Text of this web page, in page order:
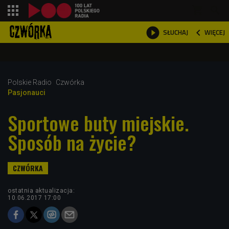
 SŁUCHAJ  WIĘCEJ

Polskie Radio
Czwórka
Pasjonauci
Sportowe buty miejskie.
Sposób na życie?
ostatnia aktualizacja:
10.06.2017 17:00